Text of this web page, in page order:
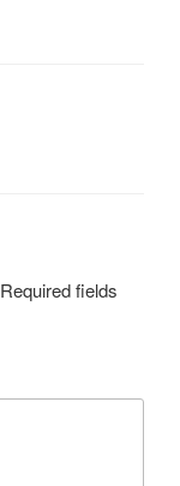
Required fields